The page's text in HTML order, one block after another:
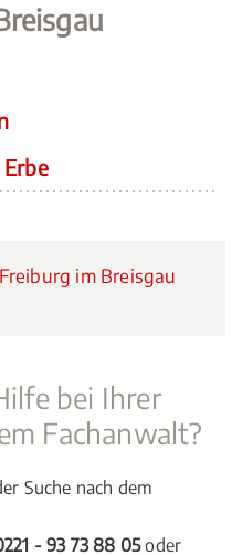
im Breisgau
bei Ihrer
Fachanwalt?
Suche nach dem
- 93 73 88 05oder